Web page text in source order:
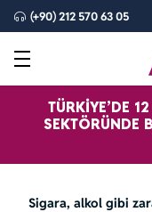
(+90) 212 570 63 05
TÜRKIYE’DE
SEKTÖRÜNDE
Sigara, alkol gibi